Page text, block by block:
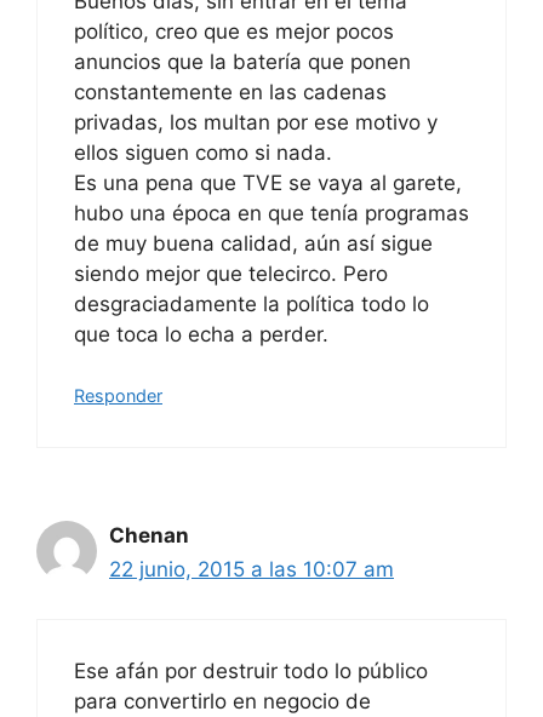
político, creo que es mejor pocos
anuncios que la batería que ponen
constantemente en las cadenas
privadas, los multan por ese motivo y
ellos siguen como si nada.
Es una pena que TVE se vaya al garete,
hubo una época en que tenía programas
de muy buena calidad, aún así sigue
siendo mejor que telecirco. Pero
desgraciadamente la política todo lo
que toca lo echa a perder.
Responder
Chenan
22 junio, 2015 a las 10:07 am
Ese afán por destruir todo lo público
para convertirlo en negocio de